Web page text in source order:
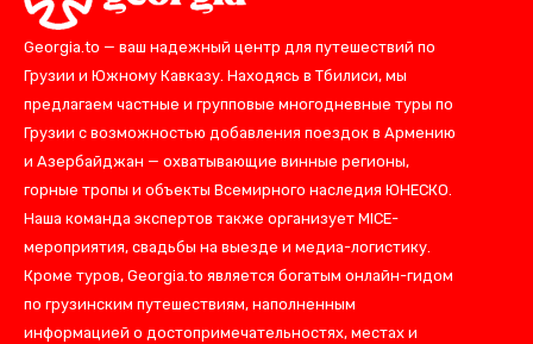
Georgia.to — ваш надежный центр для путешествий по
Грузии и Южному Кавказу. Находясь в Тбилиси, мы
предлагаем частные и групповые многодневные туры по
Грузии с возможностью добавления поездок в Армению
и Азербайджан — охватывающие винные регионы,
горные тропы и объекты Всемирного наследия ЮНЕСКО.
Наша команда экспертов также организует MICE-
мероприятия, свадьбы на выезде и медиа-логистику.
Кроме туров, Georgia.to является богатым онлайн-гидом
по грузинским путешествиям, наполненным
информацией о достопримечательностях, местах и